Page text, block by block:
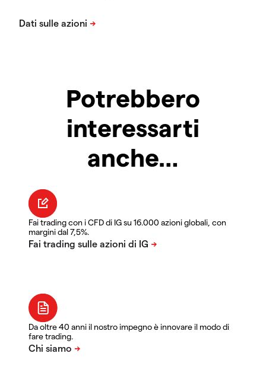
Potrebbero
interessarti
anche…
Fai trading con i CFD di IG su 16.000 azioni globali, con
margini dal 7,5%.
Da oltre 40 anni il nostro impegno è innovare il modo di
fare trading.